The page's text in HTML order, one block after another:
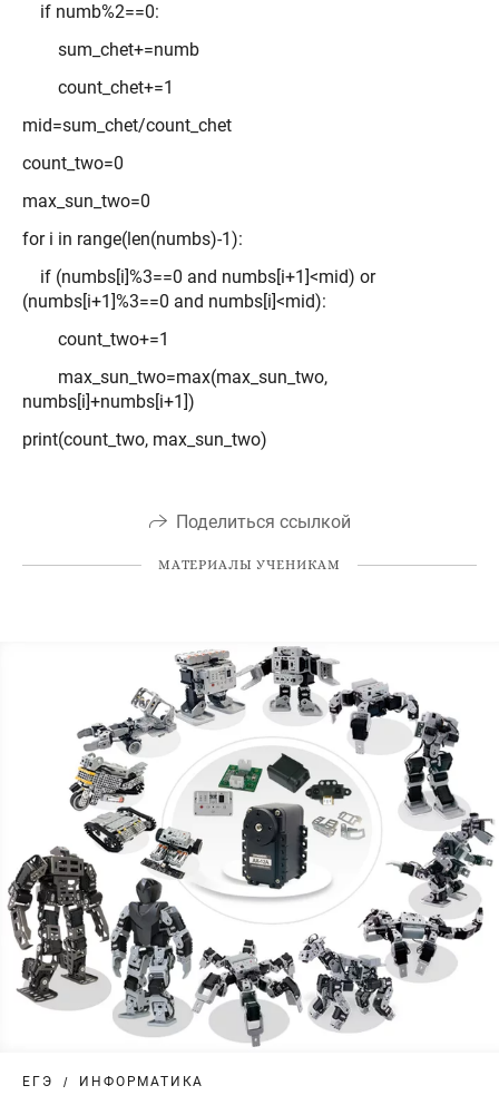
if numb%2==0:
sum_chet+=numb
count_chet+=1
mid=sum_chet/count_chet
count_two=0
max_sun_two=0
for i in range(len(numbs)-1):
if (numbs[i]%3==0 and numbs[i+1]<mid) or
(numbs[i+1]%3==0 and numbs[i]<mid):
count_two+=1
max_sun_two=max(max_sun_two,
numbs[i]+numbs[i+1])
print(count_two, max_sun_two)
Поделиться ссылкой
МАТЕРИАЛЫ УЧЕНИКАМ
ЕГЭ ИНФОРМАТИКА